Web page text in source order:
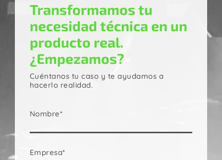
Transformamos tu
necesidad técnica en un
producto real.
¿Empezamos?
Cuéntanos tu caso y te ayudamos a
hacerlo realidad.
Nombre*
Empresa*